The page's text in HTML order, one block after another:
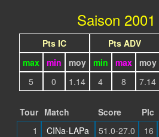
Saison
Pts IC Pts ADV
max
min moy min max moy
5
0 1.14 4 8 7.14
Tour Match Score Plc
1
CINa-LAPa 51.0-27.0 16